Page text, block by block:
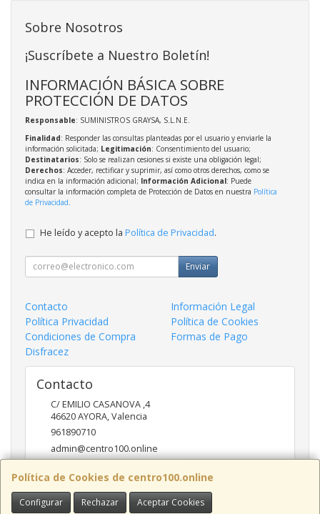
Política de Cookies de centro100.online
Configurar Rechazar Aceptar Cookies
Sobre Nosotros
¡Suscríbete a Nuestro Boletín!
INFORMACIÓN BÁSICA SOBRE
PROTECCIÓN DE DATOS
Responsable: SUMINISTROS GRAYSA, S.L.N.E.
Finalidad: Responder las consultas planteadas por el usuario y enviarle la
información solicitada; Legitimación: Consentimiento del usuario;
Destinatarios: Solo se realizan cesiones si existe una obligación legal;
Derechos: Acceder, rectificar y suprimir, así como otros derechos, como se
indica en la información adicional; Información Adicional: Puede
consultar la información completa de Protección de Datos en nuestra Política
de Privacidad
He leído y acepto la Política de Privacidad.
Enviar
Contacto
Información Legal
Política Privacidad
Política de Cookies
Condiciones de Compra
Formas de Pago
Disfracez
Contacto
C/ EMILIO CASANOVA ,4
46620AYORA,Valencia
961890710
admin@centro100.online
Horario